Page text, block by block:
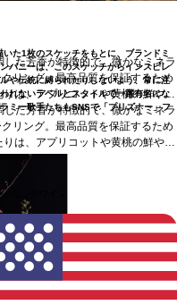
た1枚のスケッチをもとに、ブランドミ
パニーは、このスケッチからインスピレ
や伝統に縛られたりしないよう、常に注
れないラベルとスタイルで一躍有名にな
ミー歌手たちもSNSで「プリズナー」フ
た芳香が特徴的で、微かなミネラ
リング。最高品質を保証するため
は、アプリコットや黄桃の鮮やか
ピノ・ノワールとシャルドネのブ
ーキ（蟹クリームコロッケ）、キ
ノ・ノワール 59%、シャルドネ 4
り価格が同様の場合は自動的に次
い。
た芳香が特徴的で、微かなミネラ
リング。最高品質を保証するため
は、アプリコットや黄桃の鮮やか
ピノ・ノワールとシャルドネのブ
ーキ（蟹クリームコロッケ）、キ
ピノ・ノワール 59%、シャルドネ 4
り価格が同様の場合は自動的に次
。
クリングワイン